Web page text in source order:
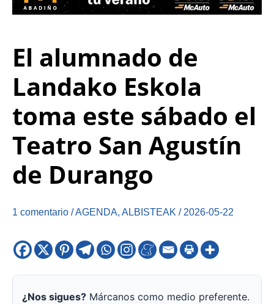
El alumnado de
Landako Eskola
toma este sábado el
Teatro San Agustín
de Durango
1 comentario /AGENDA, ALBISTEAK / 2026-05-22
¿Nos sigues? Márcanos como medio preferente.